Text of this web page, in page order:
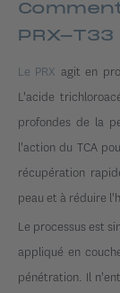
PRX-T33
Le PRX agit en
L'acide
profondes de la
l'action du TCA
récupération
peau et à réduire
Le processus est
appliqué en
pénétration. Il